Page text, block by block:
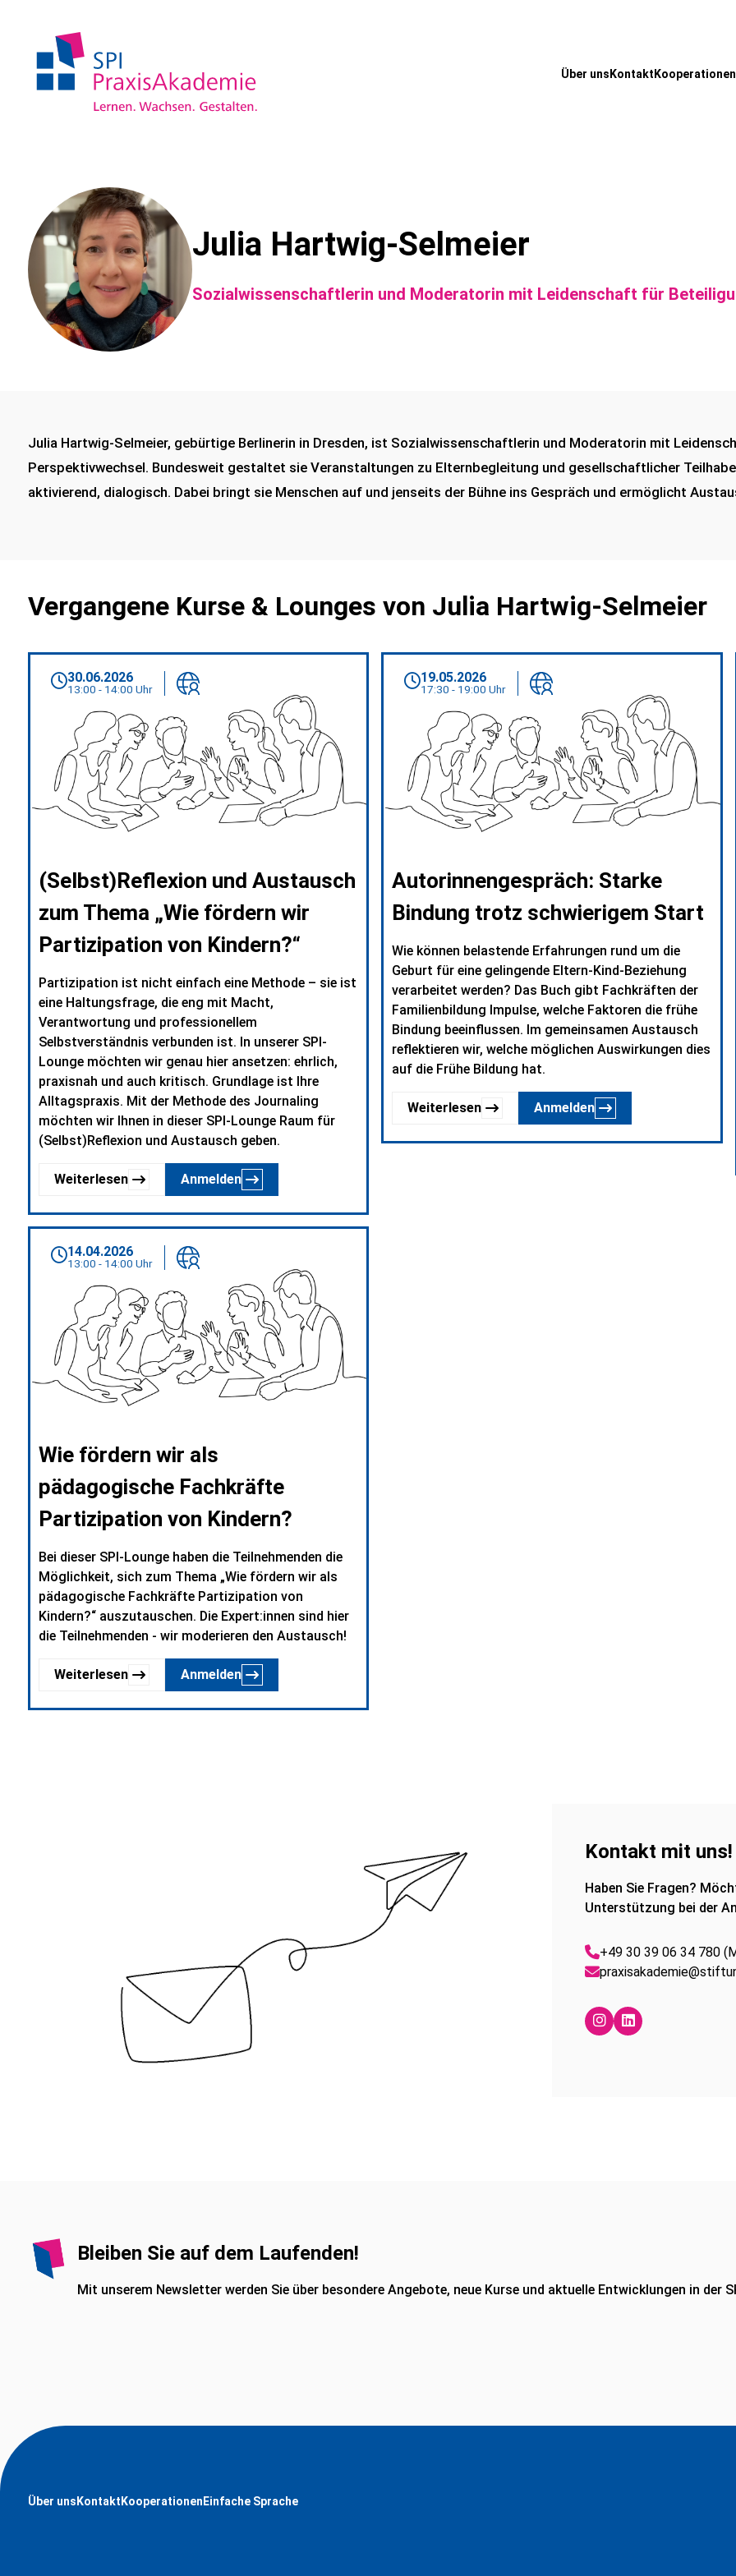
Über uns Kontakt Kooperationen
Julia Hartwig-Selmeier
Sozialwissenschaftlerin und Moderatorin mit Leidenschaft für
Julia Hartwig-Selmeier, gebürtige Berlinerin in Dresden, ist Sozialwissenschaftlerin und Moderatorin mit
Perspektivwechsel. Bundesweit gestaltet sie Veranstaltungen zu Elternbegleitung und gesellschaftlicher Teilhabe
aktivierend, dialogisch. Dabei bringt sie Menschen auf und jenseits der Bühne ins Gespräch und ermöglicht
Vergangene Kurse & Lounges von Julia Hartwig-Selmeier
30.06.2026
13:00 - 14:00 Uhr
(Selbst)Reflexion und Austausch
zum Thema „Wie fördern wir
Partizipation von Kindern?“
Partizipation ist nicht einfach eine Methode – sie ist
eine Haltungsfrage, die eng mit Macht,
Verantwortung und professionellem
Selbstverständnis verbunden ist. In unserer SPI-
Lounge möchten wir genau hier ansetzen: ehrlich,
praxisnah und auch kritisch. Grundlage ist Ihre
Alltagspraxis. Mit der Methode des Journaling
möchten wir Ihnen in dieser SPI-Lounge Raum für
(Selbst)Reflexion und Austausch geben.
Weiterlesen Anmelden
19.05.2026
17:30 - 19:00 Uhr
Autorinnengespräch: Starke
Bindung trotz schwierigem Start
Wie können belastende Erfahrungen rund um die
Geburt für eine gelingende Eltern-Kind-Beziehung
verarbeitet werden? Das Buch gibt Fachkräften der
Familienbildung Impulse, welche Faktoren die frühe
Bindung beeinflussen. Im gemeinsamen Austausch
reflektieren wir, welche möglichen Auswirkungen dies
auf die Frühe Bildung hat.
Weiterlesen Anmelden
14.04.2026
13:00 - 14:00 Uhr
Wie fördern wir als
pädagogische Fachkräfte
Partizipation von Kindern?
Bei dieser SPI-Lounge haben die Teilnehmenden die
Möglichkeit, sich zum Thema „Wie fördern wir als
pädagogische Fachkräfte Partizipation von
Kindern?“ auszutauschen. Die Expert:innen sind hier
die Teilnehmenden - wir moderieren den Austausch!
Weiterlesen Anmelden
Kontakt mit uns!
Haben Sie Fragen?
Unterstützung bei der
+49 30 39 06 34 780
Bleiben Sie auf dem Laufenden!
Mit unserem Newsletter werden Sie über besondere Angebote, neue Kurse und aktuelle Entwicklungen in der
Über uns Kontakt Kooperationen Einfache Sprache